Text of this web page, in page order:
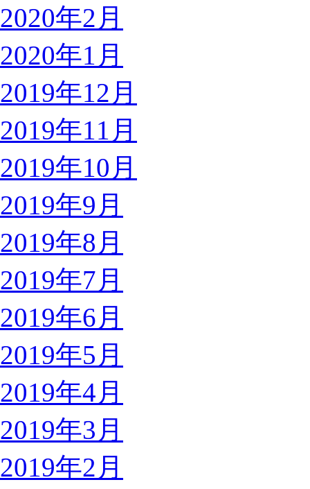
2020年2月
2020年1月
2019年12月
2019年11月
2019年10月
2019年9月
2019年8月
2019年7月
2019年6月
2019年5月
2019年4月
2019年3月
2019年2月